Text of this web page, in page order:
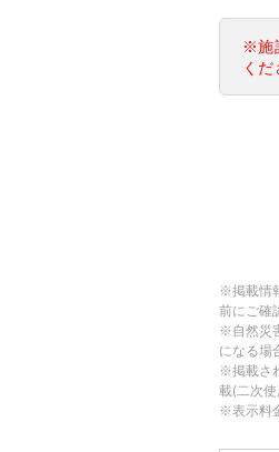
※施
くだ
※掲載情
前にご確
※自然災
になる場
※掲載さ
載(二次使
※表示料